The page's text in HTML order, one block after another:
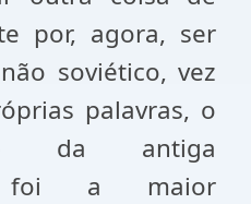
por, agora, ser
soviético, vez
palavras, o
da antiga
foi a maior